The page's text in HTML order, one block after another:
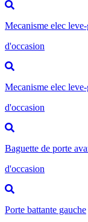
Mecanisme elec
d'occasion
Mecanisme elec
d'occasion
Baguette de porte
d'occasion
Porte battante gauche